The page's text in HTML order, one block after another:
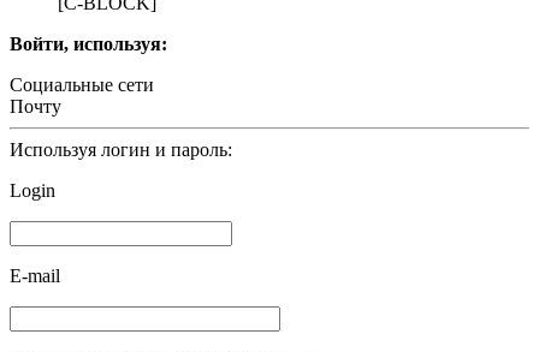
Войти, используя:
Социальные сети
Почту
Используя логин и пароль:
Login
E-mail